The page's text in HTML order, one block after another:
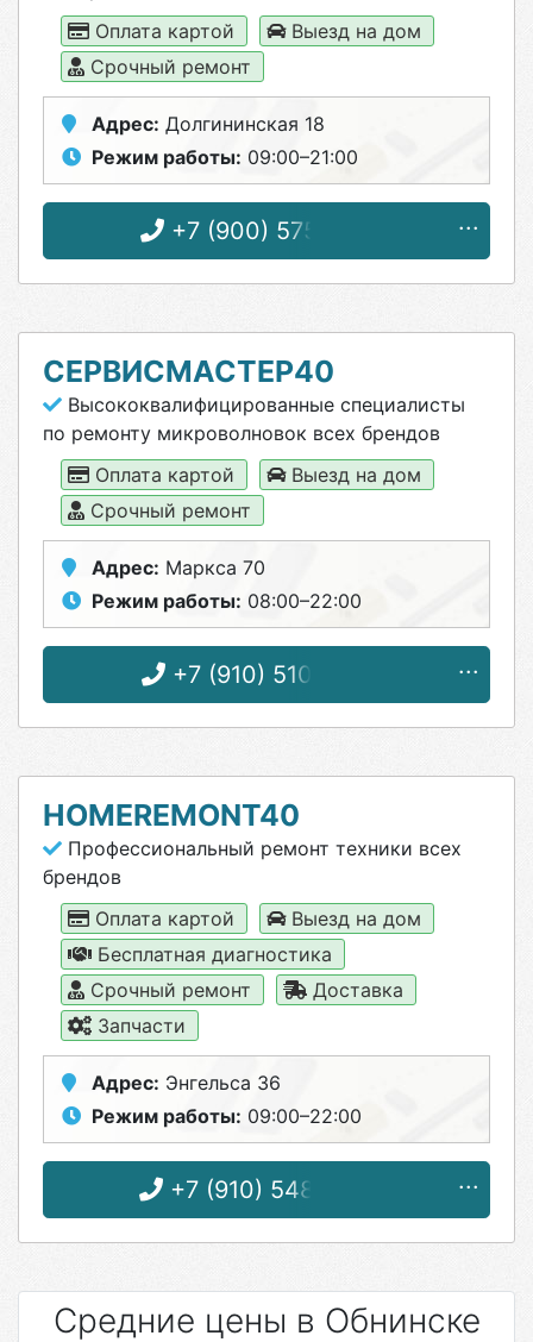
Оплата картой
Выезд на дом
Срочный ремонт
Адрес: Долгининская 18
Режим работы: 09:00–21:00
+7 (900) 575-55-13
СЕРВИСМАСТЕР40
Высококвалифицированные специалисты
по ремонту микроволновок всех брендов
Оплата картой
Выезд на дом
Срочный ремонт
Адрес: Маркса 70
Режим работы: 08:00–22:00
+7 (910) 510-29-04
HOMEREMONT40
Профессиональный ремонт техники всех
брендов
Оплата картой
Выезд на дом
Бесплатная диагностика
Срочный ремонт
Доставка
Запчасти
Адрес: Энгельса 36
Режим работы: 09:00–22:00
+7 (910) 548-09-52
Средние цены в Обнинске